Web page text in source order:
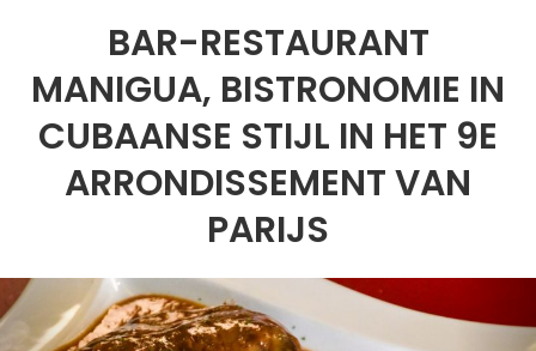
BAR-RESTAURANT
MANIGUA, BISTRONOMIE IN
CUBAANSE STIJL IN HET 9E
ARRONDISSEMENT VAN
PARIJS